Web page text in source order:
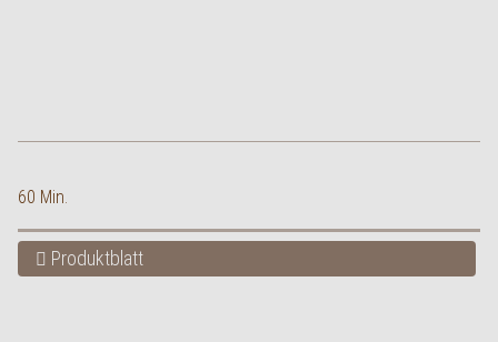
60 Min.
Produktblatt